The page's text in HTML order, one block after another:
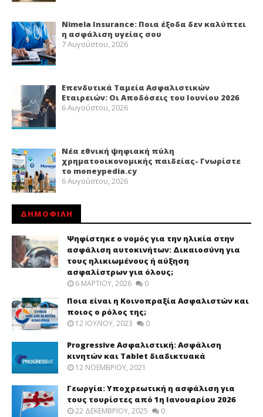
Nimela Insurance: Ποια έξοδα δεν καλύπτει
η ασφάλιση υγείας σου
7 Αυγούστου, 2026
Επενδυτικά Ταμεία Ασφαλιστικών
Εταιρειών: Οι Αποδόσεις του Ιουνίου 2026
6 Αυγούστου, 2026
Νέα εθνική ψηφιακή πύλη
χρηματοοικονομικής παιδείας- Γνωρίστε
το moneypedia.cy
6 Αυγούστου, 2026
ΔΗΜΟΦΙΛΗ
Ψηφίστηκε ο νομός για την ηλικία στην
ασφάλιση αυτοκινήτων: Δικαιοσύνη για
τους ηλικιωμένους ή αύξηση
ασφαλίστρων για όλους;
6 ΜΑΡΤΊΟΥ, 2026 0
Ποια είναι η Κοινοπραξία Ασφαλιστών και
ποιος ο ρόλος της;
12 ΙΟΥΛΊΟΥ, 2023 0
Progressive Ασφαλιστική: Ασφάλιση
κινητών και Tablet διαδικτυακά
12 ΝΟΕΜΒΡΊΟΥ, 2021
Γεωργία: Υποχρεωτική η ασφάλιση για
τους τουρίστες από 1η Ιανουαρίου 2026
22 ΔΕΚΕΜΒΡΊΟΥ, 2025 0